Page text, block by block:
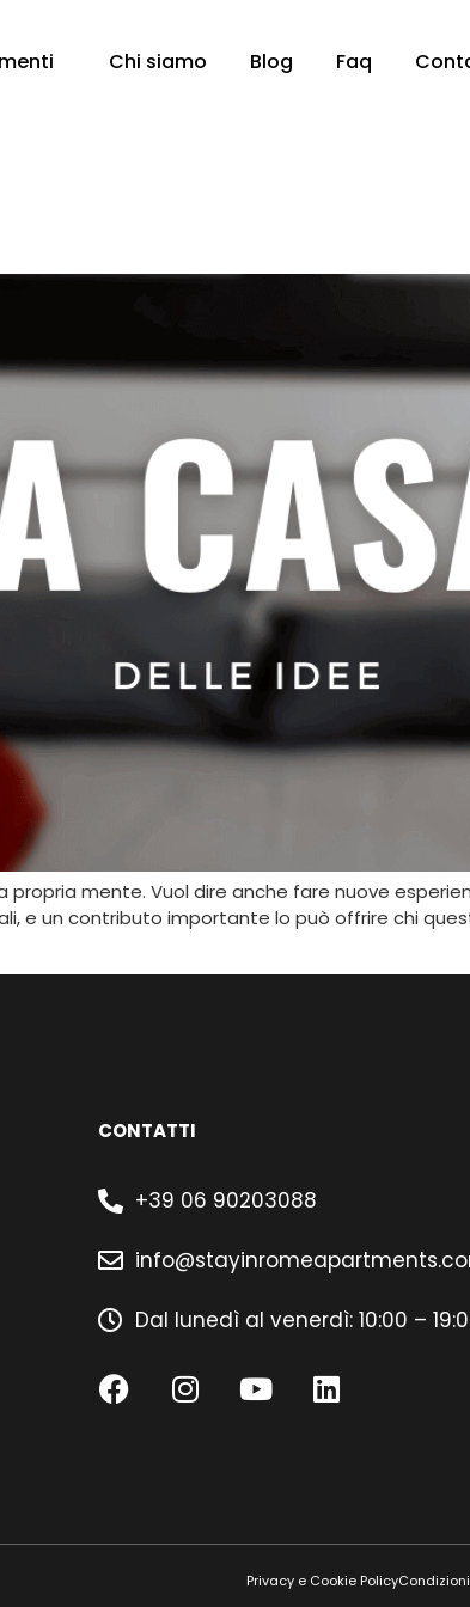
Chi siamo Blog Faq
propria mente. Vuol dire anche fare nuove
e un contributo importante lo può offrire chi
CONTATTI
+39 06 90203088
Dal lunedì al venerdì: 10:00 –
Privacy e Cookie Policy